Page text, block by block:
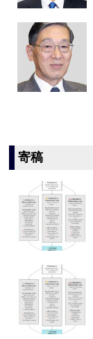
寄稿